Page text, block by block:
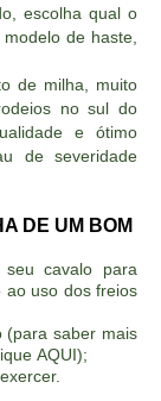
escolha qual o
de haste,
de milha, muito
no sul do
e ótimo
de severidade
DE UM BOM
cavalo para
ao uso dos freios
(para saber mais
AQUI);